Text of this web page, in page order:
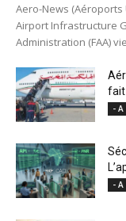
Aero-News (Aéroports
Airport Infrastructure
Administration (FAA)
fait
- A
- A